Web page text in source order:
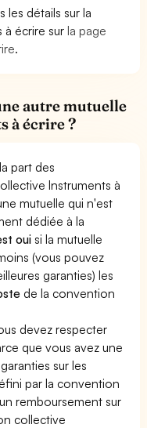
les détails sur la
à écrire surla page
.
autre mutuelle
à écrire ?
part des
Instruments à
mutuelle qui n'est
dédiée à la
oui si la mutuelle
(vous pouvez
garanties) les
de la convention
devez respecter
que vous avez une
sur les
par la convention
remboursement sur
collective